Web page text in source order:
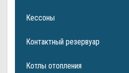
Кессоны
Контактный резервуар
Котлы отопления